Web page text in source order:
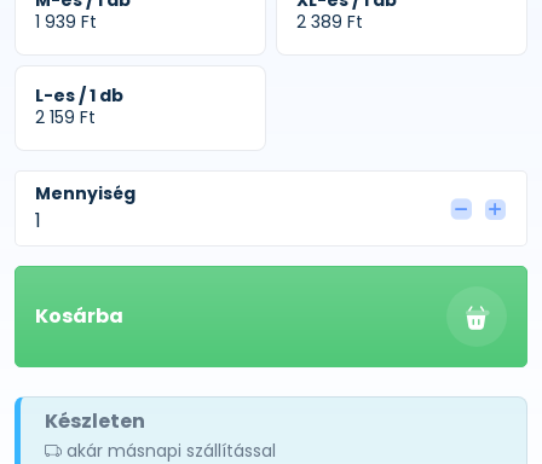
1 939 Ft
2 389 Ft
L-es / 1 db
2 159 Ft
Mennyiség
Kosárba
Készleten
akár másnapi szállítással